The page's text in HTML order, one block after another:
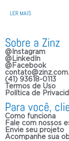
LER MAIS
Sobre a Zinz
@Instagram
@LinkedIn
@Facebook
(41) 93618-0113
Termos de Uso
Política de
Para você,
Como funciona
Fale com nossos
Envie seu projeto
Acompanhe sua